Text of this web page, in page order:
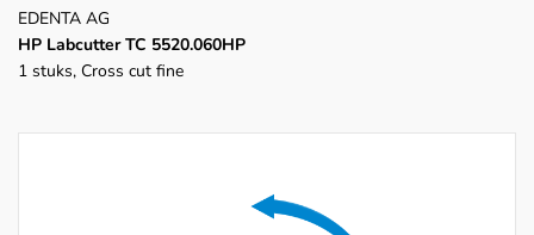
EDENTA AG
HP Labcutter TC 5520.060HP
1 stuks, Cross cut fine